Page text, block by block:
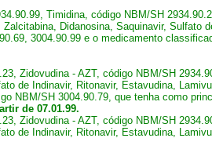
Timidina, código NBM/SH
Didanosina, Saquinavir, Sulfato
3004.90.99 e o medicamento
Zidovudina - AZT, código NBM/SH
de Indinavir, Ritonavir, Estavudina,
NBM/SH 3004.90.79, que tenha como
de 07.01.99.
Zidovudina - AZT, código NBM/SH
de Indinavir, Ritonavir, Estavudina,